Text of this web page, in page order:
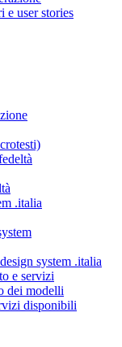
e user stories
.italia
system .italia
e servizi
dei modelli
disponibili